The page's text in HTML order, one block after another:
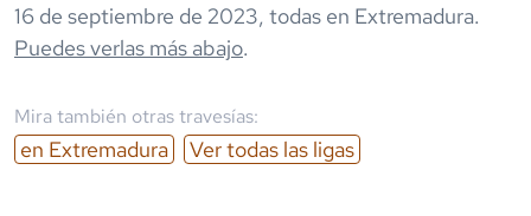
16 de septiembre de 2023, todas en Extremadura.
Puedes verlas más abajo.
Mira también otras travesías:
en Extremadura Ver todas las ligas